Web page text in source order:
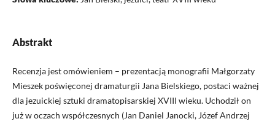
Abstrakt
Recenzja jest omówieniem – prezentacją monografii Małgorzaty
Mieszek poświęconej dramaturgii Jana Bielskiego, postaci ważnej
dla jezuickiej sztuki dramatopisarskiej XVIII wieku. Uchodził on
już w oczach współczesnych (Jan Daniel Janocki, Józef Andrzej